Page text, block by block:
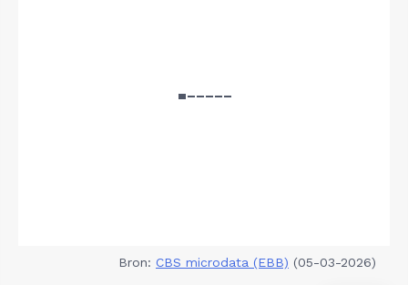
Bron: CBS microdata (EBB) (05-03-2026)